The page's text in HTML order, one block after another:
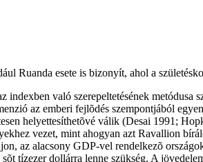
Ruanda esete is bizonyít, ahol a
való szerepeltetésének
az emberi fejlõdés szempontjából
helyettesíthetõvé válik (Desai 1991;
vezet, mint ahogyan azt Ravallion
az alacsony GDP-vel rendelkezõ
tízezer dollárra lenne szükség. A